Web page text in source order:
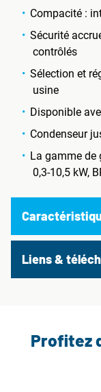
Compacité :
Sécurité
contrôlés
Sélection et
usine
Disponible
Condenseur
La gamme de
0,3-10,5 kW,
Liens &
Profitez